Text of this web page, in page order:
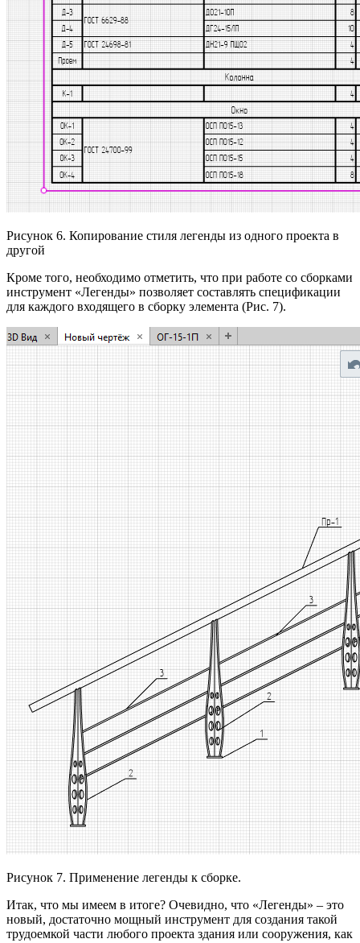
Рисунок 6. Копирование стиля легенды из одного проекта в
другой
Кроме того, необходимо отметить, что при работе со сборками
инструмент «Легенды» позволяет составлять спецификации
для каждого входящего в сборку элемента (Рис. 7).
Рисунок 7. Применение легенды к сборке.
Итак, что мы имеем в итоге? Очевидно, что «Легенды» – это
новый, достаточно мощный инструмент для создания такой
трудоемкой части любого проекта здания или сооружения, как